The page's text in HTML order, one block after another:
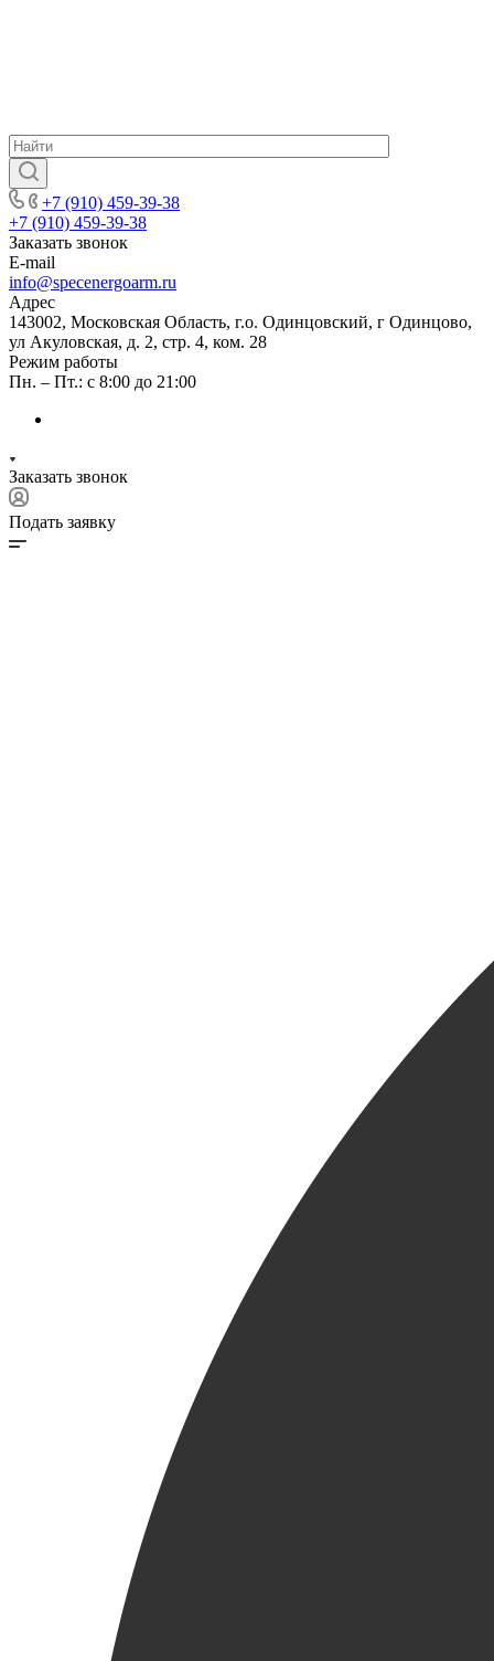
+7 (910) 459-39-38
+7 (910) 459-39-38
Заказать звонок
E-mail
info@specenergoarm.ru
Адрес
143002, Московская Область, г.о. Одинцовский, г Одинцово,
ул Акуловская, д. 2, стр. 4, ком. 28
Режим работы
Пн. – Пт.: с 8:00 до 21:00
Заказать звонок
Подать заявку